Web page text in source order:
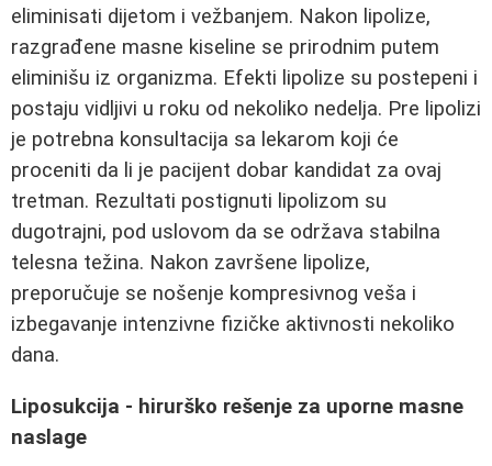
eliminisati dijetom i vežbanjem. Nakon lipolize,
razgrađene masne kiseline se prirodnim putem
eliminišu iz organizma. Efekti lipolize su postepeni i
postaju vidljivi u roku od nekoliko nedelja. Pre lipolizi
je potrebna konsultacija sa lekarom koji će
proceniti da li je pacijent dobar kandidat za ovaj
tretman. Rezultati postignuti lipolizom su
dugotrajni, pod uslovom da se održava stabilna
telesna težina. Nakon završene lipolize,
preporučuje se nošenje kompresivnog veša i
izbegavanje intenzivne fizičke aktivnosti nekoliko
dana.
Liposukcija - hirurško rešenje za uporne masne
naslage